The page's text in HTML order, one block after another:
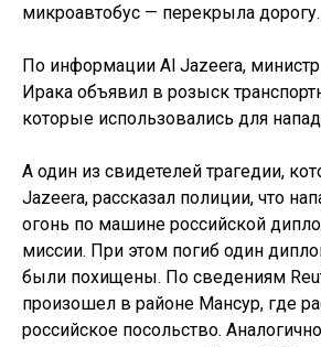
микроавтобус — перекрыла дорогу.
По информации Al Jazeera,
Ирака объявил в розыск
которые использовались для
А один из свидетелей трагедии,
Jazeera, рассказал полиции, что
огонь по машине российской
миссии. При этом погиб один
были похищены. По сведениям
произошел в районе Мансур, где
российское посольство.